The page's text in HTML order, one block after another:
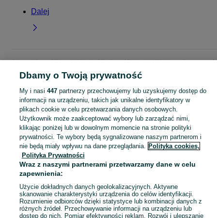
Dalej
Strona główna Zdrowie i Uroda Perfumy Dla kobiet
Wody perfumowane
Wody perfumowane - Mazowieckie
Wody perfumowane - Piaseczno
KATEGORIA
Sprzedaż wód perfumowanych damskich Piaseczno ▶️ Trwałe zapachy znanych marek ✅ Nowe i używane w atrakcyjnych cenach ☝ Sprawdź oferty na OLX.pl! Zobacz
Mapa kategorii
Mapa miejscowości
Mapa ministron
Popularne wyszukiwania
Dbamy o Twoją prywatność
My i nasi 447partnerzy przechowujemy lub uzyskujemy dostęp do
informacji na urządzeniu, takich jak unikalne identyfikatory w
plikach cookie w celu przetwarzania danych osobowych.
Użytkownik może zaakceptować wybory lub zarządzać nimi,
klikając poniżej lub w dowolnym momencie na stronie polityki
prywatności. Te wybory będą sygnalizowane naszym partnerom i
nie będą miały wpływu na dane przeglądania. Polityka cookies,
Polityka Prywatności
Wraz z naszymi partnerami przetwarzamy dane w celu
zapewnienia:
Użycie dokładnych danych geolokalizacyjnych. Aktywne
skanowanie charakterystyki urządzenia do celów identyfikacji.
Rozumienie odbiorców dzięki statystyce lub kombinacji danych z
różnych źródeł. Przechowywanie informacji na urządzeniu lub
dostęp do nich. Pomiar efektywności reklam. Rozwój i ulepszanie